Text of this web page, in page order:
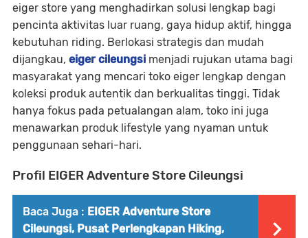
eiger store yang menghadirkan solusi lengkap bagi
pencinta aktivitas luar ruang, gaya hidup aktif, hingga
kebutuhan riding. Berlokasi strategis dan mudah
dijangkau, eiger cileungsi menjadi rujukan utama bagi
masyarakat yang mencari toko eiger lengkap dengan
koleksi produk autentik dan berkualitas tinggi. Tidak
hanya fokus pada petualangan alam, toko ini juga
menawarkan produk lifestyle yang nyaman untuk
penggunaan sehari-hari.
Profil EIGER Adventure Store Cileungsi
Baca Juga : EIGER Adventure Store
Cileungsi, Pusat Perlengkapan Hiking,